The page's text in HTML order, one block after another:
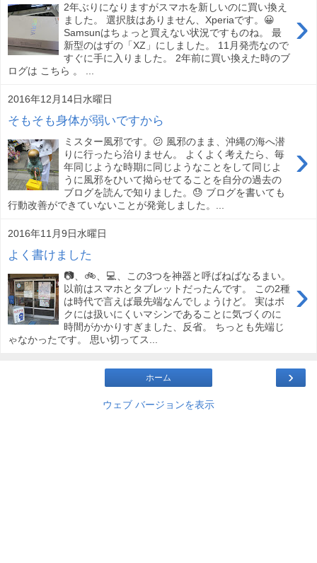
›
2年ぶりになりますがスマホを新しいのに買い換え
ました。 選択肢はありません、Xperiaです。😀
Samsunはちょっと買えない状況ですものね。 最
新型のはずの「XZ」にしました。 11月発売なので
すぐに手に入りました。 2年前に買い換えた時のブ
ログは こちら 。 ...
2016年12月14日水曜日
そもそも身体が弱いですから
›
ミスター風邪です。😕 風邪のまま、沖縄の海へ潜
りに行ったら治りません。 よくよく考えたら、毎
年同じような時期に同じようなことをして同じよ
うに風邪をひいて拗らせてることを自分の過去の
ブログを読んで知りました。😓 ブログを書いても
行動改善ができていないことが発覚しました。...
2016年11月9日水曜日
よく書けました
›
📷、🚲、💻、この3つを神器と呼ばねばなるまい。
以前はスマホとタブレットだったんです。 この2種
は時代で言えば最先端なんでしょうけど。 実はボ
クには扱いにくいマシンであることに気づくのに
時間がかかりすぎました、反省。 ちっとも先端じ
ゃなかったです。 思い切ってス...
›
ホーム
ウェブ バージョンを表示